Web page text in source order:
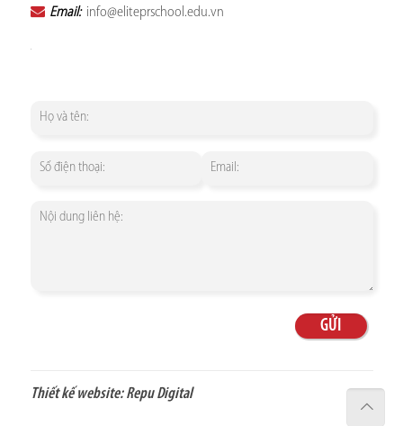
Email: info@eliteprschool.edu.vn
Thiết kế website:Repu Digital